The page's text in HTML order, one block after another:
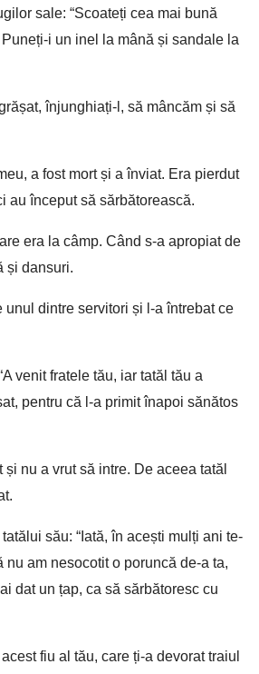
sale: “Scoateți cea mai bună
i un inel la mână și sandale la
înjunghiați-l, să mâncăm și să
a fost mort și a înviat. Era pierdut
au început să sărbătorească.
era la câmp. Când s-a apropiat de
și dansuri.
unul dintre servitori și l-a întrebat ce
venit fratele tău, iar tatăl tău a
pentru că l-a primit înapoi sănătos
și nu a vrut să intre. De aceea tatăl
său: “Iată, în acești mulți ani te-
nu am nesocotit o poruncă de-a ta,
dat un țap, ca să sărbătoresc cu
fiu al tău, care ți-a devorat traiul